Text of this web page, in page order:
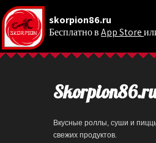
skorpion86.ru
Бесплатно вApp Store
Вкусные роллы, суши и
свежих продуктов.